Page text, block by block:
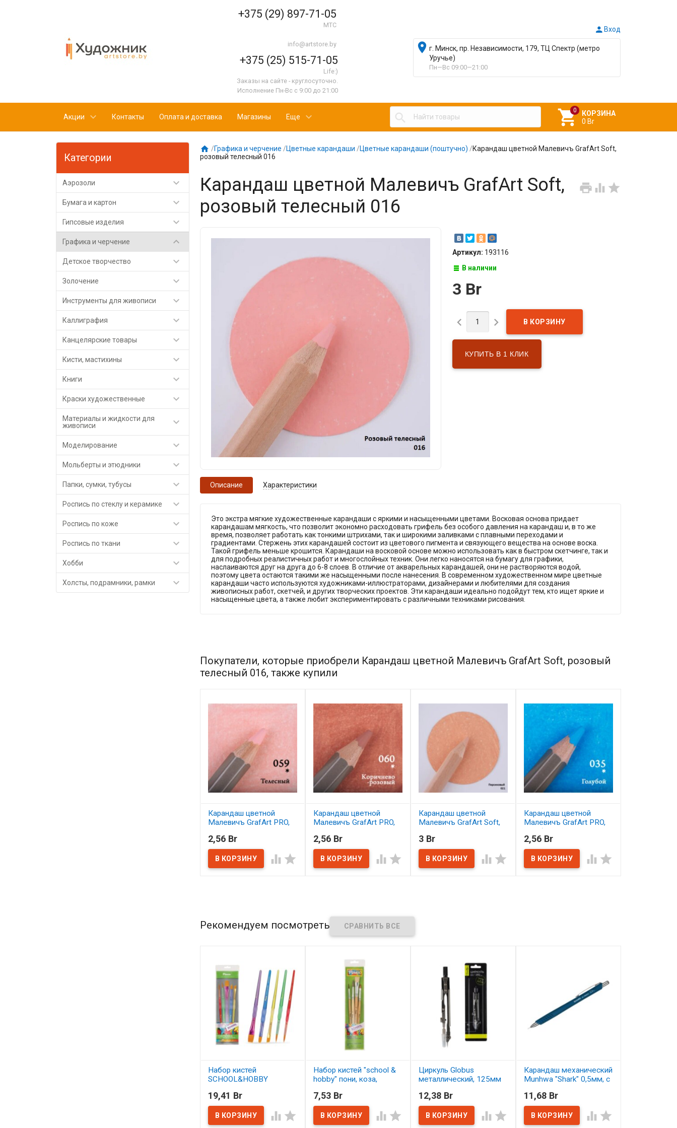
+375 (29) 897-71-05
МТС
info@artstore.by
+375 (25) 515-71-05
Life:)
Заказы на сайте - круглосуточно.
Исполнение Пн-Вс с 9:00 до 21:00
Вход
г. Минск, пр. Независимости, 179, ТЦ Спектр (метро
Уручье)
Пн—Вс 09:00—21:00
Акции Контакты Оплата и доставка Магазины Еще  
КОРЗИНА
0 Br
Категории
Аэрозоли 
Бумага и картон 
Гипсовые изделия 
Графика и черчение 
Детское творчество 
Золочение 
Инструменты для живописи 
Каллиграфия 
Канцелярские товары 
Кисти, мастихины 
Книги 
Краски художественные 
Материалы и жидкости для
живописи

Моделирование 
Мольберты и этюдники 
Папки, сумки, тубусы 
Роспись по стеклу и керамике 
Роспись по коже 
Роспись по ткани 
Хобби 
Холсты, подрамники, рамки 
 /Графика и черчение /Цветные карандаши /Цветные карандаши (поштучно) /Карандаш цветной Малевичъ GrafArt Soft,
розовый телесный 016
  
Карандаш цветной Малевичъ GrafArt Soft,
розовый телесный 016
Артикул: 193116
В наличии
3 Br
 
КУПИТЬ В 1 КЛИК
Описание Характеристики
Это экстра мягкие художественные карандаши с яркими и насыщенными цветами. Восковая основа придает
карандашам мягкость, что позволит экономно расходовать грифель без особого давления на карандаш и, в то же
время, позволяет работать как тонкими штрихами, так и широкими заливками с плавными переходами и
градиентами. Стержень этих карандашей состоит из цветового пигмента и связующего вещества на основе воска.
Такой грифель меньше крошится. Карандаши на восковой основе можно использовать как в быстром скетчинге, так и
для подробных реалистичных работ и многослойных техник. Они легко наносятся на бумагу для графики,
наслаиваются друг на друга до 6-8 слоев. В отличие от акварельных карандашей, они не растворяются водой,
поэтому цвета остаются такими же насыщенными после нанесения. В современном художественном мире цветные
карандаши часто используются художниками-иллюстраторами, дизайнерами и любителями для создания
живописных работ, скетчей, и других творческих проектов. Эти карандаши идеально подойдут тем, кто ищет яркие и
насыщенные цвета, а также любит экспериментировать с различными техниками рисования.
Покупатели, которые приобрели Карандаш цветной Малевичъ GrafArt Soft, розовый
телесный 016, также купили
Карандаш цветной
Малевичъ GrafArt PRO,
В наличии
2,56 Br
 
Карандаш цветной
Малевичъ GrafArt PRO,
В наличии
2,56 Br
 
Карандаш цветной
Малевичъ GrafArt Soft,
В наличии
3 Br
 
Карандаш цветной
Малевичъ GrafArt PRO,
голубой 035
В наличии
2,56 Br
 
Рекомендуем посмотреть
Набор кистей
SCHOOL&HOBBY
АССОРТИ
В наличии
19,41 Br
 
Набор кистей "school &
hobby" пони, коза,
В наличии
7,53 Br
 
Циркуль Globus
металлический, 125мм
В наличии
12,38 Br
 
Карандаш механический
Munhwa "Shark" 0,5мм, с
В наличии
11,68 Br
 